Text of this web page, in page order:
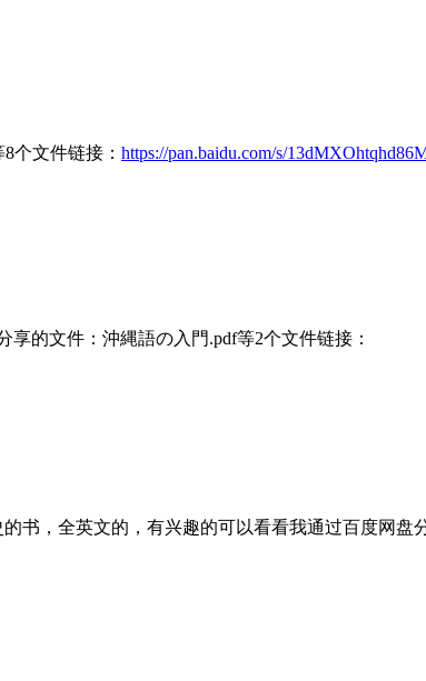
个文件链接： https://pan.baidu.com/s/
的文件：沖縄語の入門.pdf等2个文件链接：
的书，全英文的，有兴趣的可以看看我通过百度网盘